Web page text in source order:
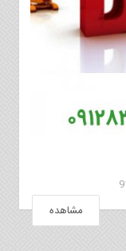
مشاهده